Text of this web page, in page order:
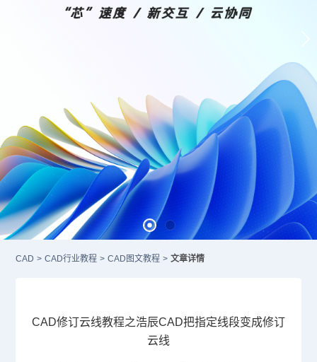
CAD > CAD行业教程 > CAD图文教程 > 文章详情
CAD修订云线教程之浩辰CAD把指定线段变成修订
云线